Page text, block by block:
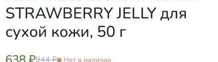
STRAWBERRY JELLY для
сухой кожи, 50 г
944 ₽ Нет в наличии